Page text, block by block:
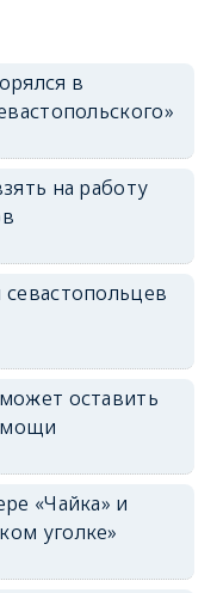
в
на работу
оставить
«Чайка» и
уголке»